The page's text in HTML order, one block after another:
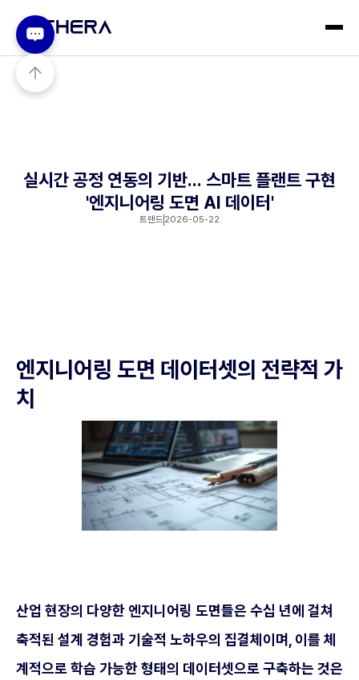
실시간 공정 연동의 기반... 스마트 플랜트 구현
'엔지니어링 도면 AI 데이터'
트렌드 2026-05-22
엔지니어링 도면 데이터셋의 전략적 가
치
산업 현장의 다양한 엔지니어링 도면들은 수십 년에 걸쳐
축적된 설계 경험과 기술적 노하우의 집결체이며, 이를 체
계적으로 학습 가능한 형태의 데이터셋으로 구축하는 것은